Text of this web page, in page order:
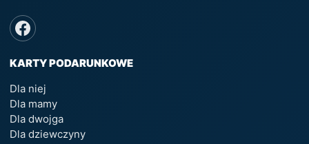
KARTY PODARUNKOWE
Dla niej
Dla mamy
Dla dwojga
Dla dziewczyny